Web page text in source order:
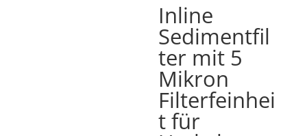
Inline
Sedimentfil
ter mit 5
Mikron
Filterfeinhei
t für